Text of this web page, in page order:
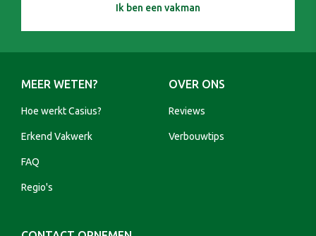
Ik ben een vakman
MEER WETEN?
Hoe werkt Casius?
Erkend Vakwerk
FAQ
Regio's
OVER ONS
Reviews
Verbouwtips